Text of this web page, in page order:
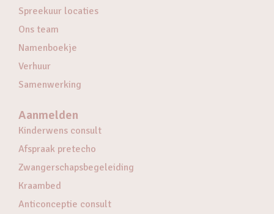
Spreekuur locaties
Ons team
Namenboekje
Verhuur
Samenwerking
Aanmelden
Kinderwens consult
Afspraak pretecho
Zwangerschapsbegeleiding
Kraambed
Anticonceptie consult